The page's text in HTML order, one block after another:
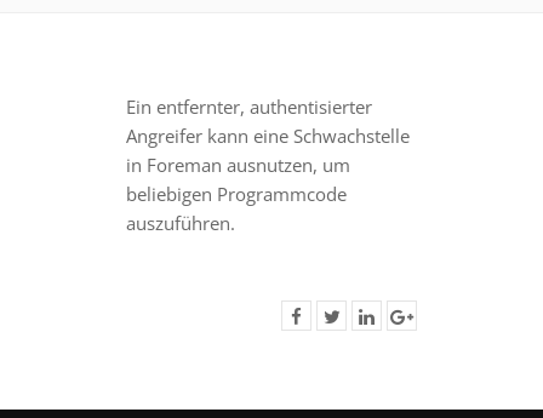
Ein entfernter, authentisierter
Angreifer kann eine Schwachstelle
in Foreman ausnutzen, um
beliebigen Programmcode
auszuführen.